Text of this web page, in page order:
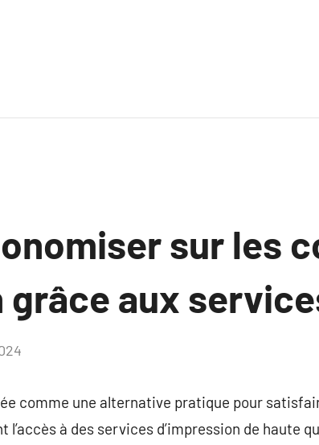
sur les
grâce aux
comme une alternative pratique pour
à des services d’impression de haute